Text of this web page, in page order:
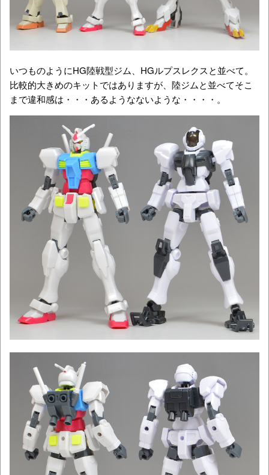
いつものようにHG陸戦型ジム、HGルプスレクスと並べて。
比較的大きめのキットではありますが、陸ジムと並べてそこ
まで違和感は・・・あるようなないような・・・・。